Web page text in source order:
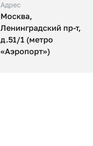
Адрес
Москва,
Ленинградский пр-т,
д.5​1/1 (метро
«Аэропорт»)​​